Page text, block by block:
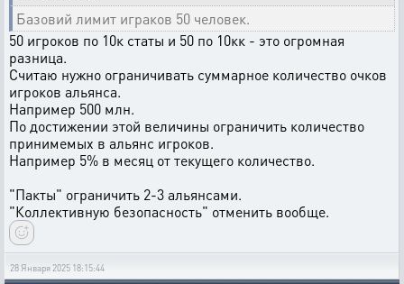
Базовий лимит играков 50 человек.
50 игроков по 10к статы и 50 по 10кк - это огромная
разница.
Считаю нужно ограничивать суммарное количество очков
игроков альянса.
Например 500 млн.
По достижении этой величины ограничить количество
принимемых в альянс игроков.
Например 5% в месяц от текущего количество.
"Пакты" ограничить 2-3 альянсами.
"Коллективную безопасность" отменить вообще.
28 Января 2025 18:15:44